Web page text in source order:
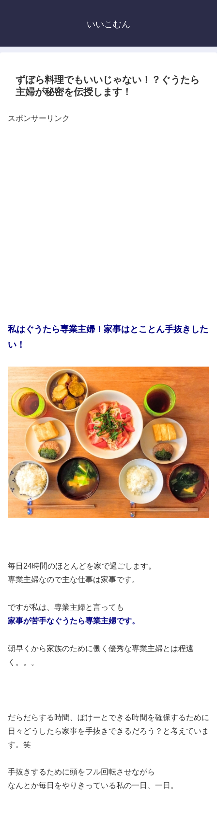
いいこむん
ずぼら料理でもいいじゃない！？ぐうたら
主婦が秘密を伝授します！
スポンサーリンク
私はぐうたら専業主婦！家事はとことん手抜きした
い！
毎日24時間のほとんどを家で過ごします。
専業主婦なので主な仕事は家事です。
ですが私は、専業主婦と言っても
家事が苦手なぐうたら専業主婦です。
朝早くから家族のために働く優秀な専業主婦とは程遠
く。。。
だらだらする時間、ぼけーとできる時間を確保するために
日々どうしたら家事を手抜きできるだろう？と考えていま
す。笑
手抜きするために頭をフル回転させながら
なんとか毎日をやりきっている私の一日、一日。